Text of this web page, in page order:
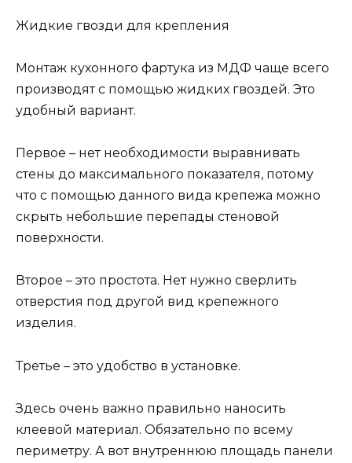
Жидкие гвозди для крепления
Монтаж кухонного фартука из МДФ чаще всего
производят с помощью жидких гвоздей. Это
удобный вариант.
Первое – нет необходимости выравнивать
стены до максимального показателя, потому
что с помощью данного вида крепежа можно
скрыть небольшие перепады стеновой
поверхности.
Второе – это простота. Нет нужно сверлить
отверстия под другой вид крепежного
изделия.
Третье – это удобство в установке.
Здесь очень важно правильно наносить
клеевой материал. Обязательно по всему
периметру. А вот внутреннюю площадь панели